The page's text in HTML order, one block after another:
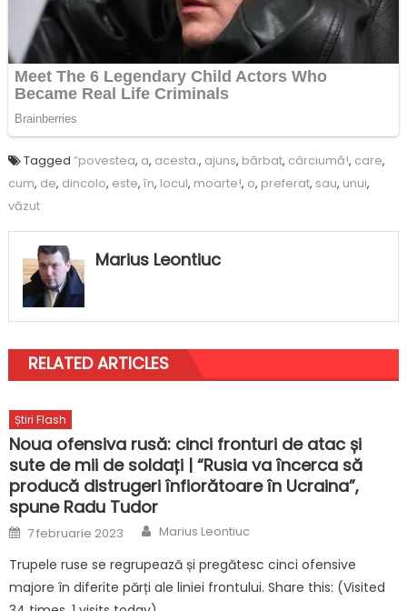
Tagged ”povestea, a, acesta., ajuns, bărbat, cârciumă!, care,
cum, de, dincolo, este, în, locul, moarte!, o, preferat, sau, unui,
văzut
Marius Leontiuc
RELATED ARTICLES
Știri Flash
Noua ofensiva rusă: cinci fronturi de atac și
sute de mii de soldați | “Rusia va încerca să
producă distrugeri înfiorătoare în Ucraina”,
spune Radu Tudor
Posted
on
7 februarie 2023 Author
Marius Leontiuc
Trupele ruse se regrupează și pregătesc cinci ofensive
majore în diferite părți ale liniei frontului. Share this: (Visited